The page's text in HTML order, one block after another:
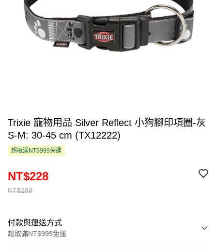
Trixie 寵物用品 Silver Reflect 小狗腳印項圈-灰
S-M: 30-45 cm (TX12222)
超取滿NT$999免運
NT$288
NT$228
付款與運送方式
超取滿NT$999免運